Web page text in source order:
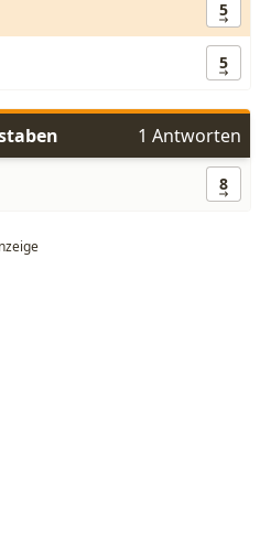
5
5
1 Antworten
8